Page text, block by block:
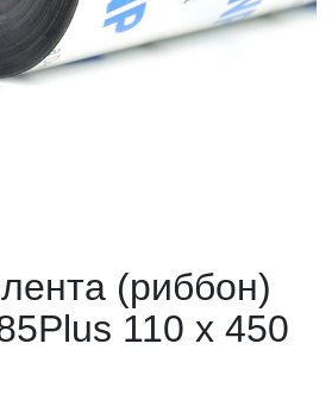
(риббон)
110 x 450